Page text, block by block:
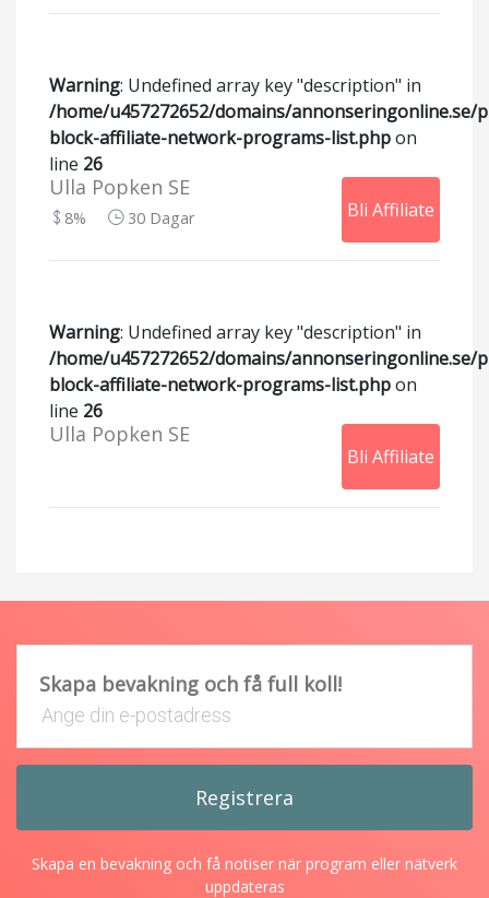
Warning: Undefined array key "description" in
/home/u457272652/domains/annonseringonline.se/
block-affiliate-network-programs-list.phpon
line 26
Ulla Popken SE
8% 30 Dagar Bli Affiliate
Warning: Undefined array key "description" in
/home/u457272652/domains/annonseringonline.se/
block-affiliate-network-programs-list.phpon
line 26
Ulla Popken SE
Bli Affiliate
Skapa bevakning och få full koll!
Skapa en bevakning och få notiser när program eller nätverk
uppdateras